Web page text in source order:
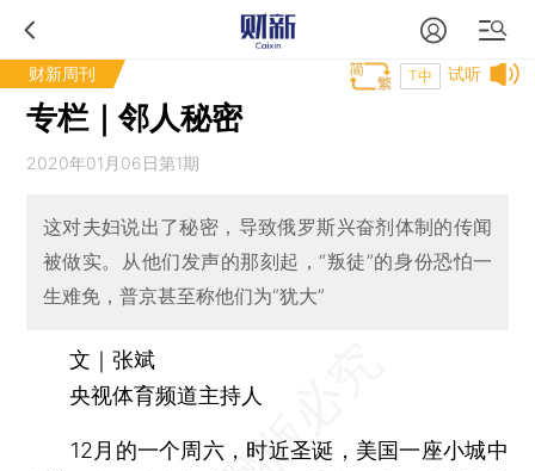
财新周刊 试听
T中
专栏｜邻人秘密
2020年01月06日第1期
这对夫妇说出了秘密，导致俄罗斯兴奋剂体制的传闻
被做实。从他们发声的那刻起，“叛徒”的身份恐怕一
生难免，普京甚至称他们为“犹大”
文｜张斌
央视体育频道主持人
12月的一个周六，时近圣诞，美国一座小城中